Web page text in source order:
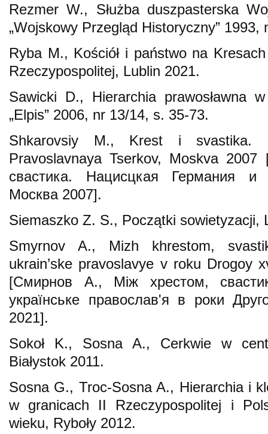
Rezmer W., Służba duszpasterska
„Wojskowy Przegląd Historyczny” 1993,
Ryba M., Kościół i państwo na
Rzeczypospolitej, Lublin 2021.
Sawicki D., Hierarchia prawosławna
„Elpis” 2006, nr 13/14, s. 35-73.
Shkarovsiy M., Krest i svastika.
Pravoslavnaya Tserkov, Moskva
свастика. Нацисцкая Германия и
Москва 2007].
Siemaszko Z. S., Początki sowietyzacji,
Smyrnov A., Mizh khrestom,
ukrain’ske pravoslavye v roku Drogoy
[Смирнов A., Між хрестом,
українське православ'я в роки
2021].
Sokoł K., Sosna A., Cerkwie w
Białystok 2011.
Sosna G., Troc-Sosna A., Hierarchia i
w granicach II Rzeczypospolitej i
wieku, Ryboły 2012.